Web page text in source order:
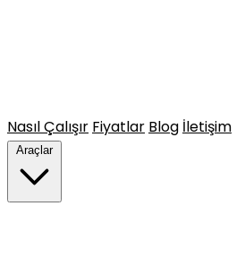
Nasıl Çalışır Fiyatlar Blog İletişim
Araçlar